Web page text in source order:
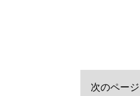
次のページ